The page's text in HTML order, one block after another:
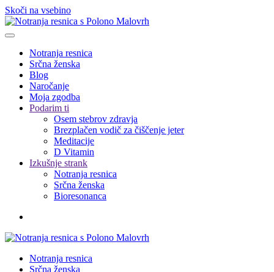
Skoči na vsebino
Notranja resnica
Srčna ženska
Blog
Naročanje
Moja zgodba
Podarim ti
Osem stebrov zdravja
Brezplačen vodič za čiščenje jeter
Meditacije
D Vitamin
Izkušnje strank
Notranja resnica
Srčna ženska
Bioresonanca
Notranja resnica
Srčna ženska